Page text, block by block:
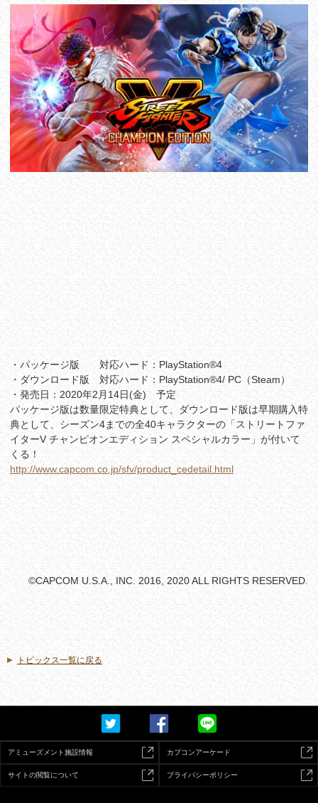
・パッケージ版 対応ハード：PlayStation®4
・ダウンロード版 対応ハード：PlayStation®4/ PC（Steam）
・発売日：2020年2月14日(金) 予定
パッケージ版は数量限定特典として、ダウンロード版は早期購入特
典として、シーズン4までの全40キャラクターの「ストリートファ
イターV チャンピオンエディション スペシャルカラー」が付いて
くる！
http://www.capcom.co.jp/sfv/product_cedetail.html
©CAPCOM U.S.A., INC. 2016, 2020 ALL RIGHTS RESERVED.
トピックス一覧に戻る
アミューズメント施設情報 カプコンアーケード
サイトの閲覧について プライバシーポリシー